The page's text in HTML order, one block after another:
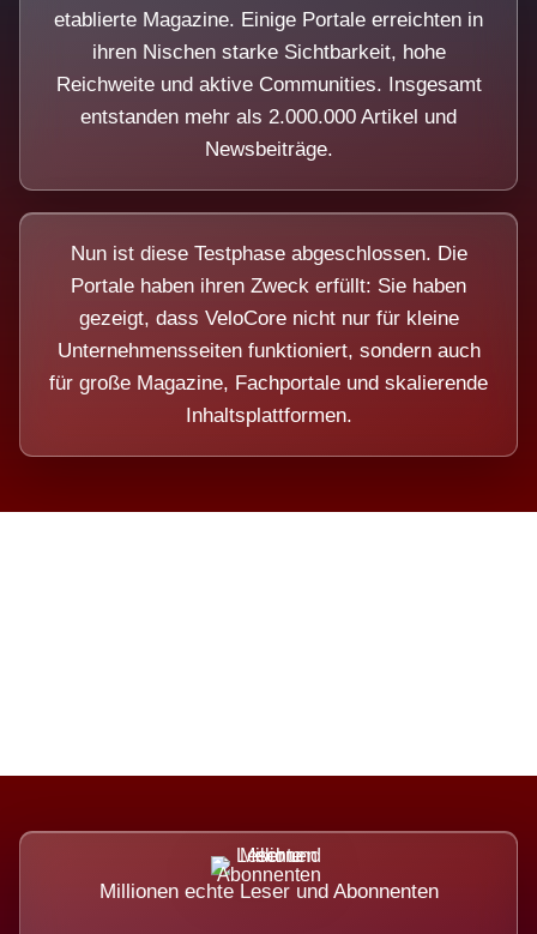
etablierte Magazine. Einige Portale erreichten in
ihren Nischen starke Sichtbarkeit, hohe
Reichweite und aktive Communities. Insgesamt
entstanden mehr als 2.000.000 Artikel und
Newsbeiträge.
Nun ist diese Testphase abgeschlossen. Die
Portale haben ihren Zweck erfüllt: Sie haben
gezeigt, dass VeloCore nicht nur für kleine
Unternehmensseiten funktioniert, sondern auch
für große Magazine, Fachportale und skalierende
Inhaltsplattformen.
Millionen echte Leser und Abonnenten